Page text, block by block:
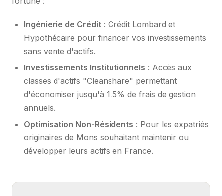
Ingénierie de Crédit : Crédit Lombard et
Hypothécaire pour financer vos investissements
sans vente d'actifs.
Investissements Institutionnels : Accès aux
classes d'actifs "Cleanshare" permettant
d'économiser jusqu'à 1,5% de frais de gestion
annuels.
Optimisation Non-Résidents : Pour les expatriés
originaires de Mons souhaitant maintenir ou
développer leurs actifs en France.